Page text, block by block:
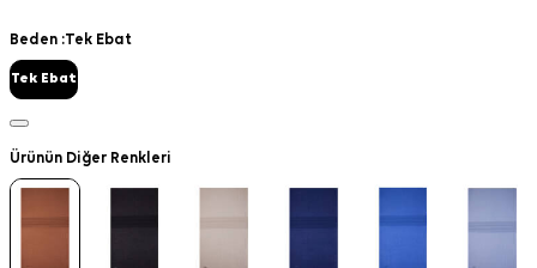
Beden :Tek Ebat
Tek Ebat
Ürünün Diğer Renkleri